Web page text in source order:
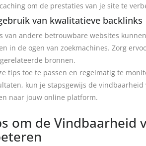
om de prestaties van je site te
van kwalitatieve backlinks
van andere betrouwbare websites
in de ogen van zoekmachines. Zorg
bronnen.
tips toe te passen en regelmatig te
kun je stapsgewijs de
naar jouw online platform.
om de Vindbaarheid